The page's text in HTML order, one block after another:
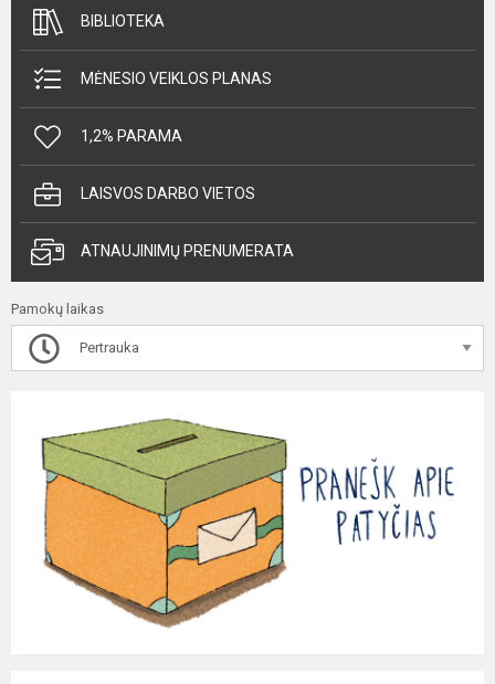
BIBLIOTEKA
MĖNESIO VEIKLOS PLANAS
1,2% PARAMA
LAISVOS DARBO VIETOS
ATNAUJINIMŲ PRENUMERATA
Pamokų laikas
Pertrauka